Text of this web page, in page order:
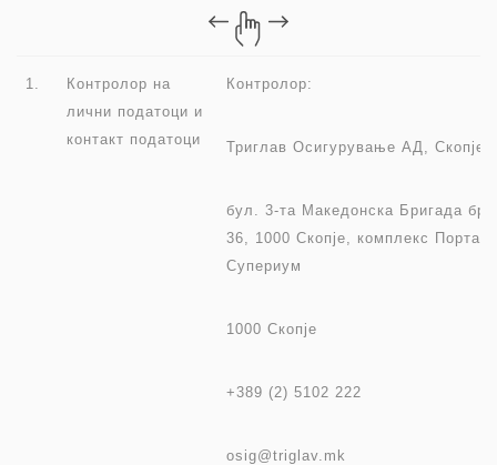
1.
Контролор на
лични податоци и
контакт податоци
Контролор:
Триглав Осигурување АД, Скопје
бул. 3-та Македонска Бригада бр.
36, 1000 Скопје, комплекс Порта
Супериум
1000 Скопје
+389 (2) 5102 222
osig@triglav.mk